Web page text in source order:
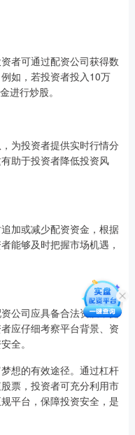
者可通过配资公司获得数
如，若投资者投入10万
进行炒股。
为投资者提供实时行情分
助于投资者降低投资风
加或减少配资资金，根据
能够及时把握市场机遇，
公司应具备合法资质，拥
应仔细考察平台背景、资
全。
想的有效途径。通过杠杆
票，投资者可充分利用市
平台，保障投资安全，是